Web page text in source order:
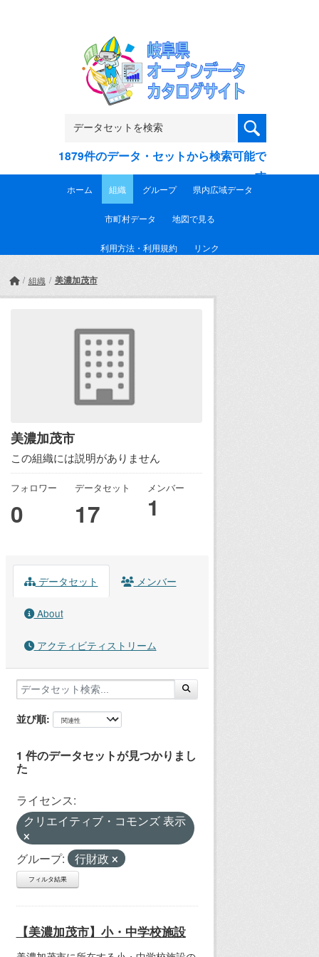
1879件のデータ・セットから検索可能で
す
ホーム 組織 グループ 県内広域データ
市町村データ 地図で見る
利用方法・利用規約 リンク
組織 美濃加茂市
美濃加茂市
この組織には説明がありません
フォロワー
0
データセット
17
メンバー
1
データセット メンバー
About
アクティビティストリーム
並び順
1 件のデータセットが見つかりまし
た
ライセンス:
クリエイティブ・コモンズ 表示
グループ: 行財政
フィルタ結果
【美濃加茂市】小・中学校施設